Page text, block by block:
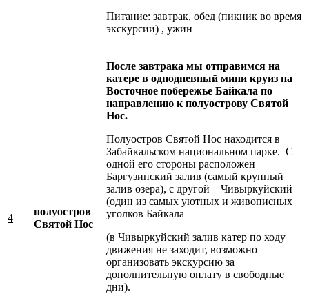
Питание: завтрак, обед (пикник во время
экскурсии) , ужин
4
полуостров
Святой Нос
После завтрака мы отправимся на
катере в однодневный мини круиз на
Восточное побережье Байкала по
направлению к полуострову Святой
Нос.
Полуостров Святой Нос находится в
Забайкальском национальном парке. С
одной его стороны расположен
Баргузинский залив (самый крупный
залив озера), с другой – Чивыркуйский
(один из самых уютных и живописных
уголков Байкала
(в Чивыркуйский залив катер по ходу
движения не заходит, возможно
организовать экскурсию за
дополнительную оплату в свободные
дни).